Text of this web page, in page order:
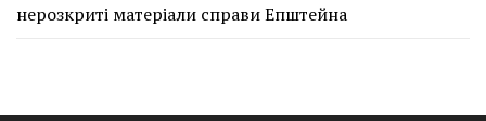
нерозкриті матеріали справи Епштейна